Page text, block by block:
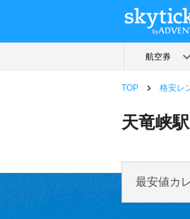
TOP 格安レ
天竜峡
最安値カ